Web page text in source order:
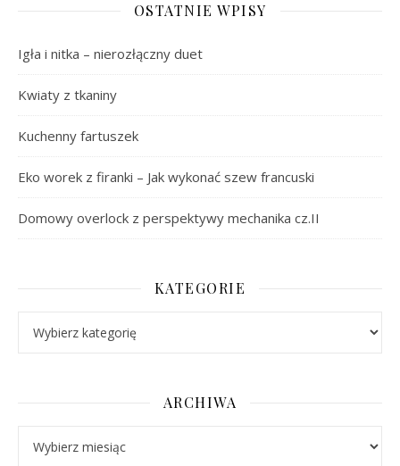
OSTATNIE WPISY
Igła i nitka – nierozłączny duet
Kwiaty z tkaniny
Kuchenny fartuszek
Eko worek z firanki – Jak wykonać szew francuski
Domowy overlock z perspektywy mechanika cz.II
KATEGORIE
ARCHIWA